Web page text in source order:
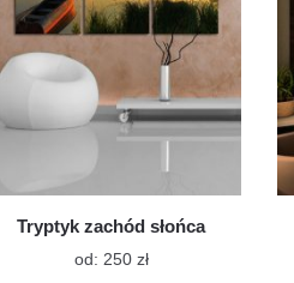
na
stronie
produktu
Tryptyk zachód słońca
od: 250 złTen